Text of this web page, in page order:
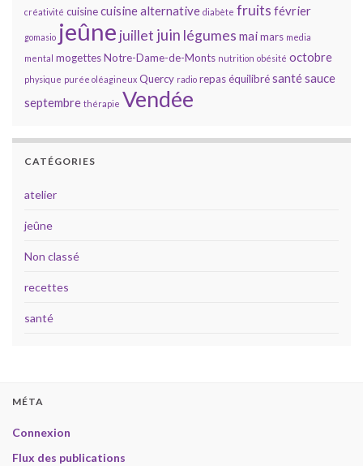
créativité cuisinecuisine alternative diabète fruits février
gomasio jeûne juillet juin légumes maimars media
mental mogettesNotre-Dame-de-Monts nutrition obésité octobre
physique purée oléagineux Quercy radio repas équilibrésantésauce
septembre thérapie Vendée
CATÉGORIES
atelier
jeûne
Non classé
recettes
santé
MÉTA
Connexion
Flux des publications